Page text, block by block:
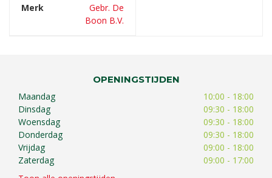
Merk
Gebr. De
Boon B.V.
OPENINGSTIJDEN
Maandag
10:00 - 18:00
Dinsdag
09:30 - 18:00
Woensdag
09:30 - 18:00
Donderdag
09:30 - 18:00
Vrijdag
09:00 - 18:00
Zaterdag
09:00 - 17:00